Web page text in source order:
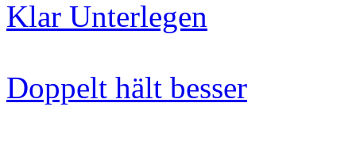
Klar Unterlegen
Doppelt hält besser